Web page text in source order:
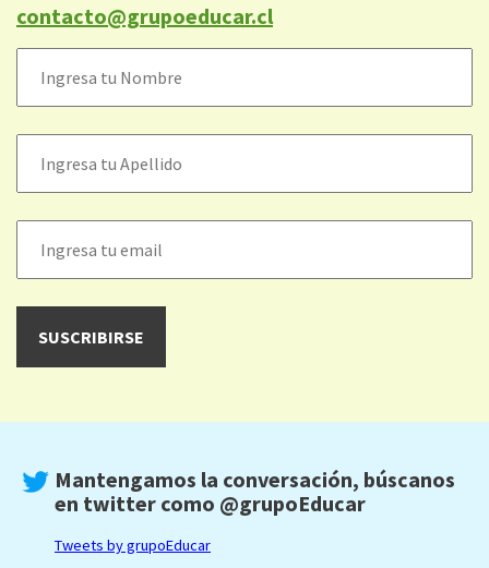
contacto@grupoeducar.cl
Mantengamos la conversación, búscanos
en twitter como @grupoEducar
Tweets by grupoEducar